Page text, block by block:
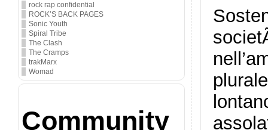
rock rap confidential
ROCK’S BACK PAGES
Sonic Youth
Spiral Tribe
The Clash
The Cramps
trakMarx
Womad
Community